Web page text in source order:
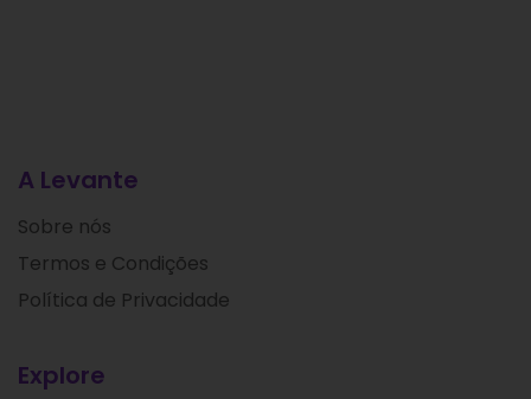
A Levante
Sobre nós
Termos e Condições
Política de Privacidade
Explore